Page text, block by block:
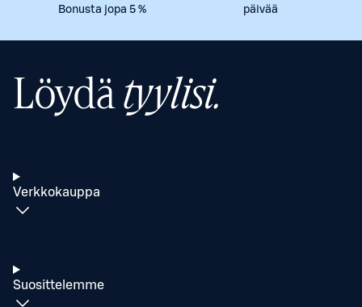
Bonusta jopa 5 %
päivää
Löydätyylisi.
Verkkokauppa
Suosittelemme